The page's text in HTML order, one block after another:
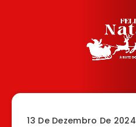
13 De Dezembro De 2024